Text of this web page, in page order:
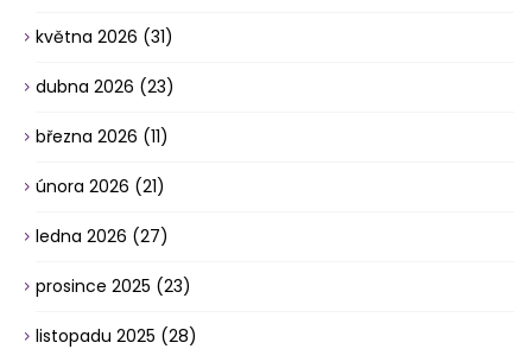
května 2026 (31)
dubna 2026 (23)
března 2026 (11)
února 2026 (21)
ledna 2026 (27)
prosince 2025 (23)
listopadu 2025 (28)